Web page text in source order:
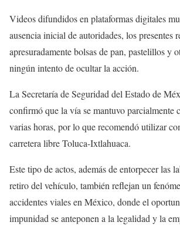
Videos difundidos en plataformas digitales
ausencia inicial de autoridades, los presentes
apresuradamente bolsas de pan, pastelillos y
ningún intento de ocultar la acción.
La Secretaría de Seguridad del Estado de
confirmó que la vía se mantuvo parcialmente
varias horas, por lo que recomendó utilizar
carretera libre Toluca-Ixtlahuaca.
Este tipo de actos, además de entorpecer las
retiro del vehículo, también reflejan un
accidentes viales en México, donde el
impunidad se anteponen a la legalidad y la